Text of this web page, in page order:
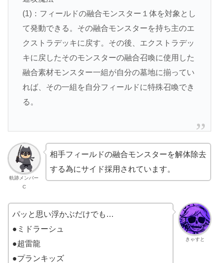
(1)：フィールドの融合モンスター１体を対象とし
て発動できる。その融合モンスターを持ち主のエ
クストラデッキに戻す。その後、エクストラデッ
キに戻したそのモンスターの融合召喚に使用した
融合素材モンスター一組が自分の墓地に揃ってい
れば、その一組を自分フィールドに特殊召喚でき
る。
軌跡メンバー
C
相手フィールドの融合モンスターを解体除去
する為にサイド採用されています。
きゃすと
パッと思い浮かぶだけでも…
●ミドラーシュ
●超雷龍
●プランキッズ